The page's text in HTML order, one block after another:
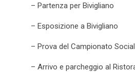
– Partenza per Bivigliano
– Esposizione a Bivigliano
– Prova del Campionato
– Arrivo e parcheggio al